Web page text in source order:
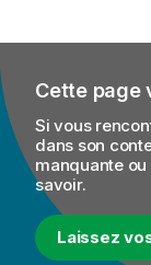
Cette page
Si vous
dans son
manquante
savoir.
Laissez